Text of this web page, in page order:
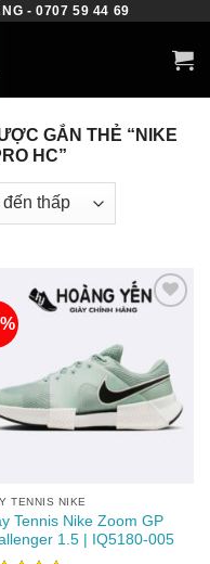
- 0707 59 44 69
GẮN THẺ “NIKE
HC”
Add to
wishlist
TENNIS NIKE
Tennis Nike Zoom GP
1.5 | IQ5180-005